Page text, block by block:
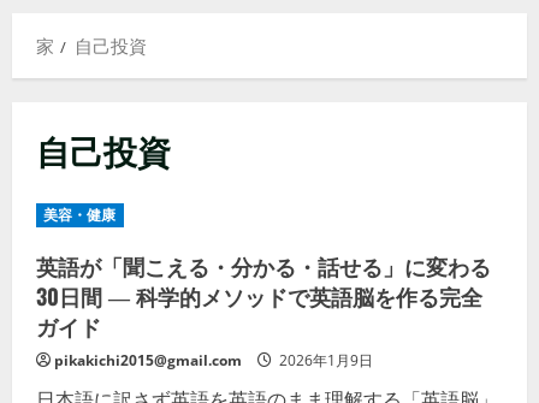
ま
マ
ニ
ュ
ー
家 自己投資
自己投資
美容・健康
英語が「聞こえる・分かる・話せる」に変わる
30日間 ― 科学的メソッドで英語脳を作る完全
ガイド
pikakichi2015@gmail.com 2026年1月9日